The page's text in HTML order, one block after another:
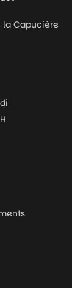
la Capucière